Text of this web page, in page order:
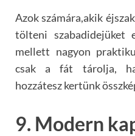
Azok számára,akik
tölteni szabadidejüket
mellett nagyon
csak a fát tárolja,
hozzátesz kertünk
9. Modern